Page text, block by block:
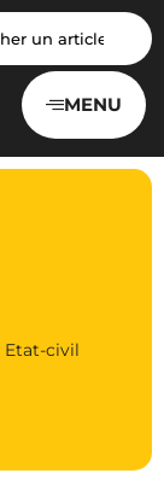
MENU
Etat-civil